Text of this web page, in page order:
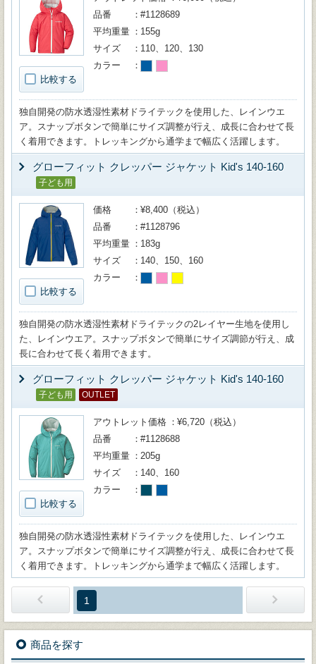
比較する
品番
#1128689
平均重量
155g
サイズ
110、120、130
カラー
独自開発の防水透湿性素材ドライテックを使用した、レインウエ
ア。スナップボタンで簡単にサイズ調整が行え、成長に合わせて長
く着用できます。トレッキングから通学まで幅広く活躍します。
グローフィット クレッパー ジャケット Kid's 140-160
子ども用
比較する
価格
¥8,400（税込）
品番
#1128796
平均重量
183g
サイズ
140、150、160
カラー
独自開発の防水透湿性素材ドライテックの2レイヤー生地を使用し
た、レインウエア。スナップボタンで簡単にサイズ調節が行え、成
長に合わせて長く着用できます。
グローフィット クレッパー ジャケット Kid's 140-160
子ども用 OUTLET
比較する
アウトレット価格
¥6,720（税込）
品番
#1128688
平均重量
205g
サイズ
140、160
カラー
独自開発の防水透湿性素材ドライテックを使用した、レインウエ
ア。スナップボタンで簡単にサイズ調整が行え、成長に合わせて長
く着用できます。トレッキングから通学まで幅広く活躍します。
1
商品を探す